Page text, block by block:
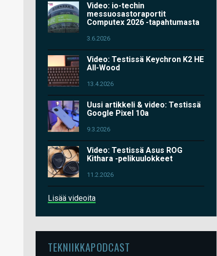
Video: io-techin
messuosastoraportit
Computex 2026 -tapahtumasta
3.6.2026
Video: Testissä Keychron K2 HE
All-Wood
13.4.2026
Uusi artikkeli & video: Testissä
Google Pixel 10a
9.3.2026
Video: Testissä Asus ROG
Kithara -pelikuulokkeet
11.2.2026
Lisää videoita
TEKNIIKKAPODCAST